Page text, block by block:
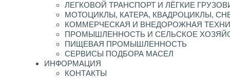
ЛЕГКОВОЙ ТРАНСПОРТ И ЛЁГКИЕ
МОТОЦИКЛЫ, КАТЕРА, КВАДРОЦИКЛЫ,
КОММЕРЧЕСКАЯ И ВНЕДОРОЖНАЯ
ПРОМЫШЛЕННОСТЬ И СЕЛЬСКОЕ
ПИЩЕВАЯ ПРОМЫШЛЕННОСТЬ
СЕРВИСЫ ПОДБОРА МАСЕЛ
ИНФОРМАЦИЯ
КОНТАКТЫ